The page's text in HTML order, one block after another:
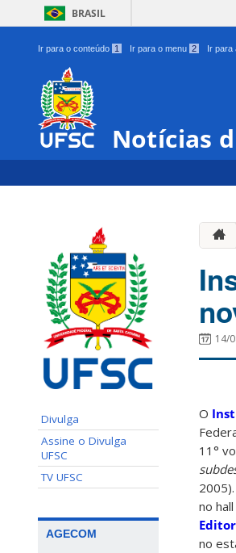
BRASIL
Ir para o conteúdo 1 Ir para o menu 2 Ir para
Notícias
Divulga
Assine o Divulga
UFSC
TV UFSC
AGECOM
14/
O
11°
no
no